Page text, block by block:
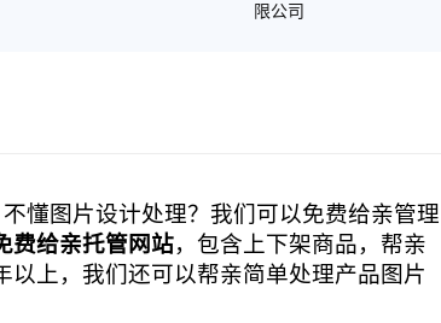
限公司
懂图片设计处理？我们可以免费给亲管理
费给亲托管网站，包含上下架商品，帮亲
上，我们还可以帮亲简单处理产品图片